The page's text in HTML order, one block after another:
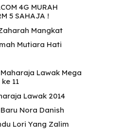
4G MURAH
5 SAHAJA !
Mangkat
Mutiara Hati
Lawak Mega
11
Lawak 2014
Nora Danish
Lori Yang Zalim